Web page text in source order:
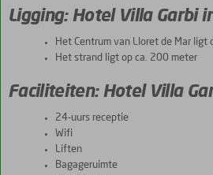
Ligging: Hotel Villa Garbi
Het Centrum van Lloret de Mar ligt
Het strand ligt op ca. 200 meter
Faciliteiten: Hotel Villa
24-uurs receptie
Wifi
Liften
Bagageruimte